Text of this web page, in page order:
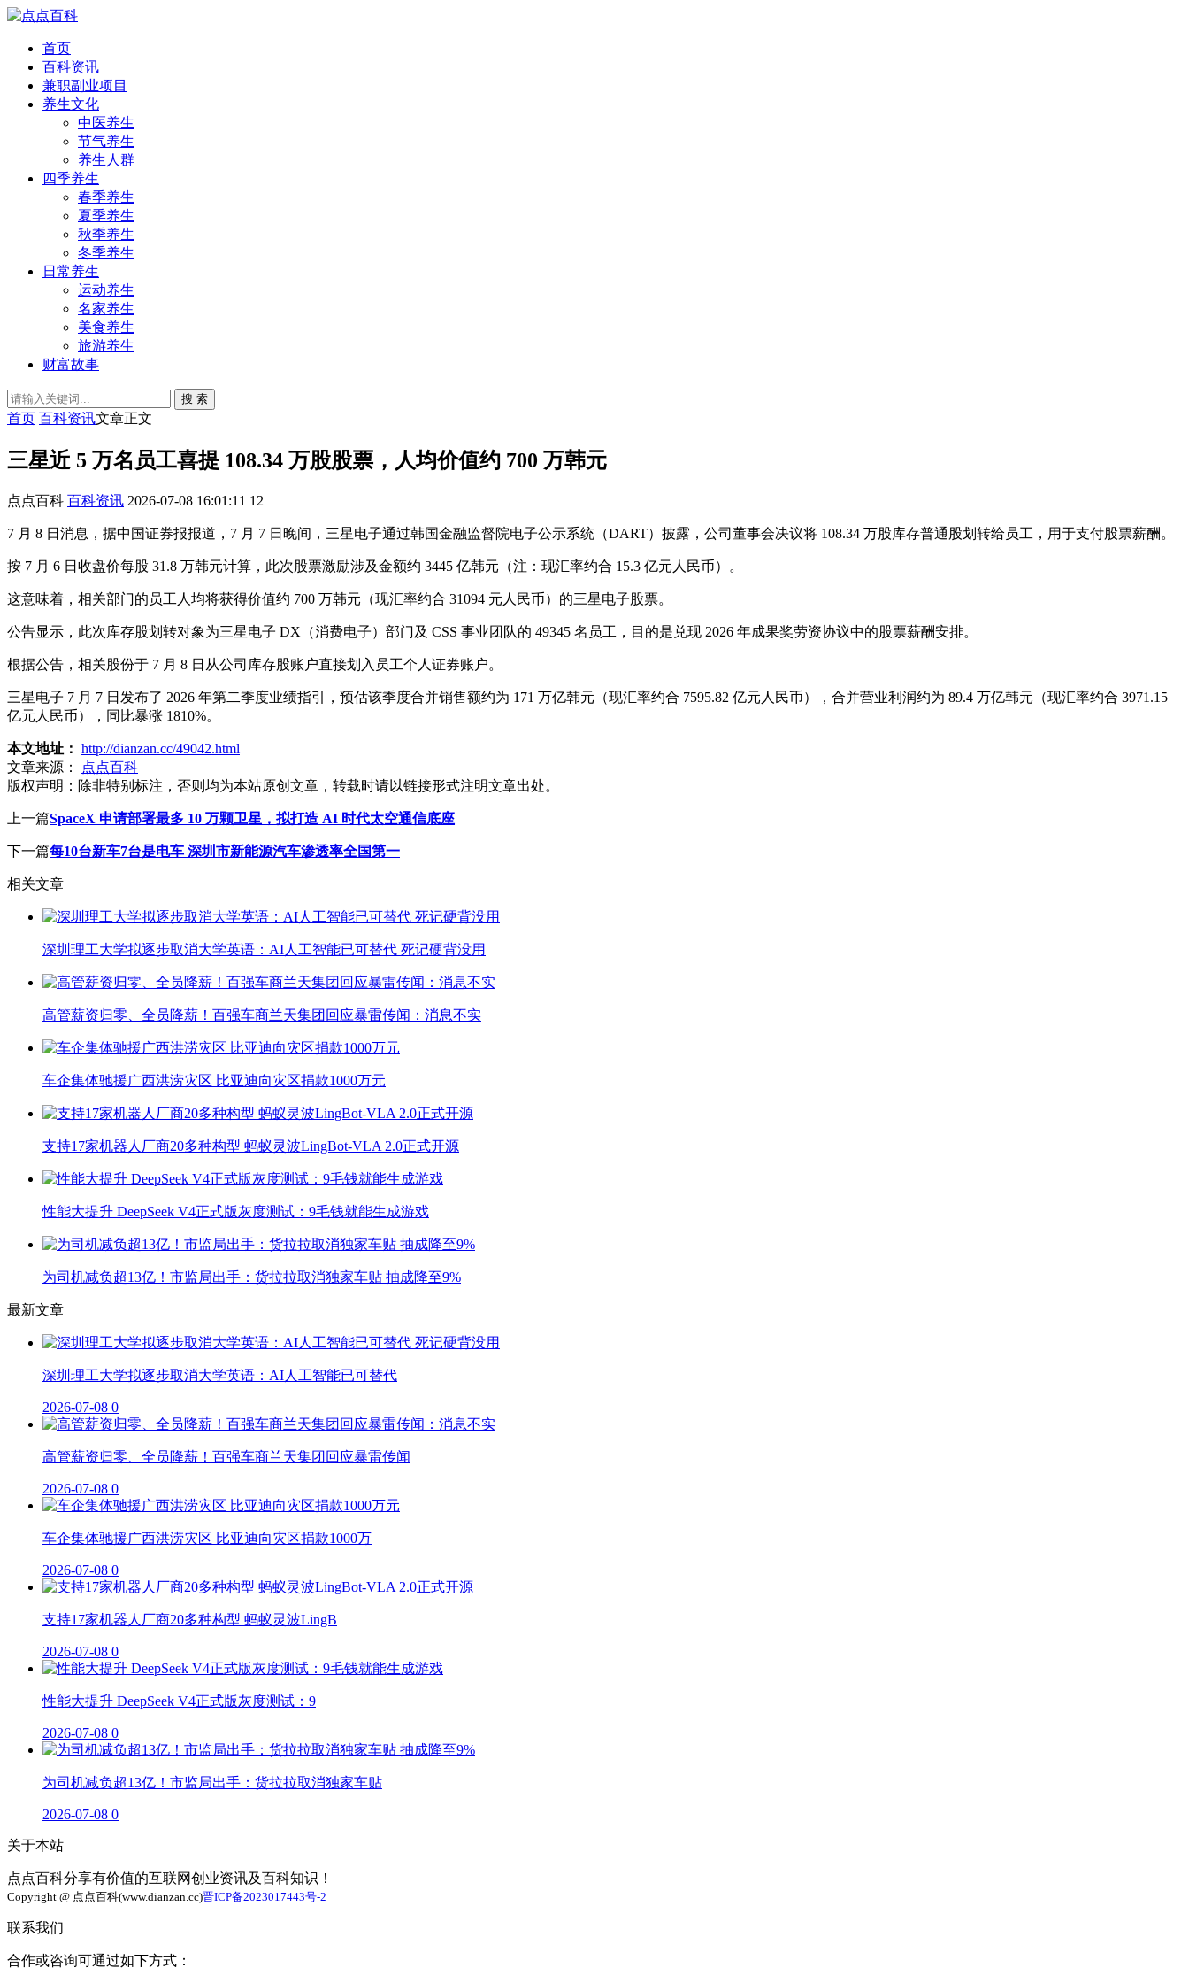
首页
百科资讯
兼职副业项目
养生文化
中医养生
节气养生
养生人群
四季养生
春季养生
夏季养生
秋季养生
冬季养生
日常养生
运动养生
名家养生
美食养生
旅游养生
财富故事
搜 索
首页 百科资讯文章正文
三星近 5 万名员工喜提 108.34 万股股票，人均价值约 700 万韩元
点点百科 百科资讯 2026-07-08 16:01:11 12
7 月 8 日消息，据中国证券报报道，7 月 7 日晚间，三星电子通过韩国金融监督院电子公示系统（DART）披露，公司董事会决议将 108.34 万股库存普通股划转给员工，用于支付股票薪酬。
按 7 月 6 日收盘价每股 31.8 万韩元计算，此次股票激励涉及金额约 3445 亿韩元（注：现汇率约合 15.3 亿元人民币）。
这意味着，相关部门的员工人均将获得价值约 700 万韩元（现汇率约合 31094 元人民币）的三星电子股票。
公告显示，此次库存股划转对象为三星电子 DX（消费电子）部门及 CSS 事业团队的 49345 名员工，目的是兑现 2026 年成果奖劳资协议中的股票薪酬安排。
根据公告，相关股份于 7 月 8 日从公司库存股账户直接划入员工个人证券账户。
三星电子 7 月 7 日发布了 2026 年第二季度业绩指引，预估该季度合并销售额约为 171 万亿韩元（现汇率约合 7595.82 亿元人民币），合并营业利润约为 89.4 万亿韩元（现汇率约合 3971.15
亿元人民币），同比暴涨 1810%。
本文地址： http://dianzan.cc/49042.html
文章来源：
点点百科
版权声明： 除非特别标注，否则均为本站原创文章，转载时请以链接形式注明文章出处。
上一篇SpaceX 申请部署最多 10 万颗卫星，拟打造 AI 时代太空通信底座
下一篇每10台新车7台是电车 深圳市新能源汽车渗透率全国第一
相关文章
深圳理工大学拟逐步取消大学英语：AI人工智能已可替代 死记硬背没用
高管薪资归零、全员降薪！百强车商兰天集团回应暴雷传闻：消息不实
车企集体驰援广西洪涝灾区 比亚迪向灾区捐款1000万元
支持17家机器人厂商20多种构型 蚂蚁灵波LingBot-VLA 2.0正式开源
性能大提升 DeepSeek V4正式版灰度测试：9毛钱就能生成游戏
为司机减负超13亿！市监局出手：货拉拉取消独家车贴 抽成降至9%
最新文章
深圳理工大学拟逐步取消大学英语：AI人工智能已可替代
2026-07-08 0
高管薪资归零、全员降薪！百强车商兰天集团回应暴雷传闻
2026-07-08 0
车企集体驰援广西洪涝灾区 比亚迪向灾区捐款1000万
2026-07-08 0
支持17家机器人厂商20多种构型 蚂蚁灵波LingB
2026-07-08 0
性能大提升 DeepSeek V4正式版灰度测试：9
2026-07-08 0
为司机减负超13亿！市监局出手：货拉拉取消独家车贴
2026-07-08 0
关于本站
点点百科分享有价值的互联网创业资讯及百科知识！
Copyright @ 点点百科(www.dianzan.cc)晋ICP备2023017443号-2
联系我们
合作或咨询可通过如下方式：